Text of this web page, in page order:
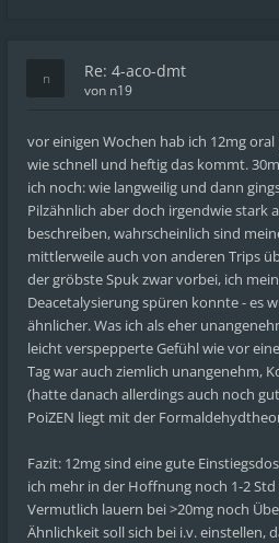
Re: 4-aco-dmt
von n19
vor einigen Wochen hab ich 12mg
wie schnell und heftig das kommt.
ich noch: wie langweilig und dann
Pilzähnlich aber doch irgendwie stark
beschreiben, wahrscheinlich sind
mittlerweile auch von anderen Trips
der gröbste Spuk zwar vorbei, ich
Deacetalysierung spüren konnte - es
ähnlicher. Was ich als eher
leicht verspepperte Gefühl wie vor
Tag war auch ziemlich unangenehm,
(hatte danach allerdings auch noch
PoiZEN liegt mit der
Fazit: 12mg sind eine gute
ich mehr in der Hoffnung noch 1-2
Vermutlich lauern bei >20mg noch
Ähnlichkeit soll sich bei i.v. einstellen,